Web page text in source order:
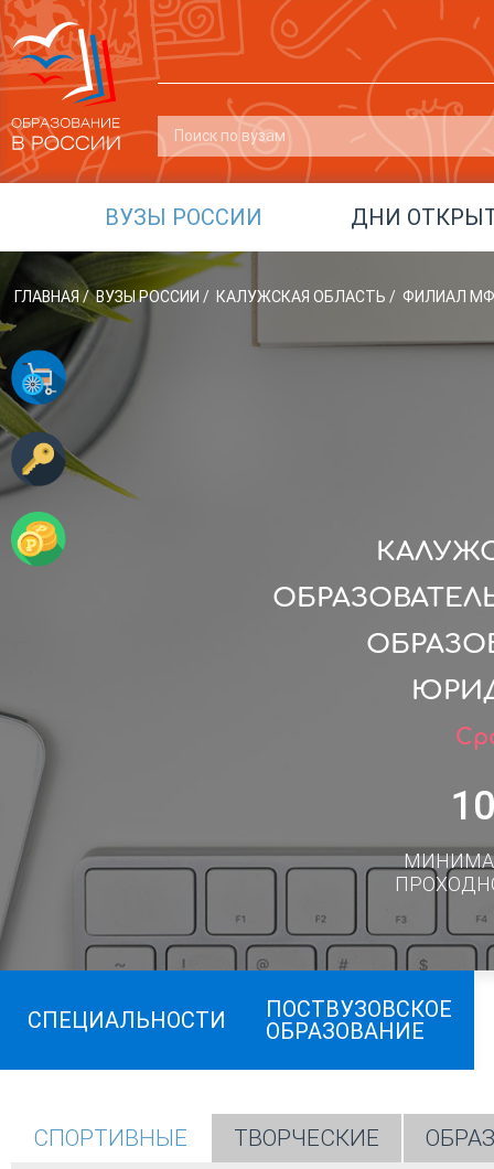
ВУЗЫ РОССИИ ДНИ
ГЛАВНАЯ / ВУЗЫ РОССИИ / КАЛУЖСКАЯ ОБЛАСТЬ / ФИЛИАЛ
СПЕЦИАЛЬНОСТИ
ПОСТВУЗОВСКОЕ
ОБРАЗОВАНИЕ
СПОРТИВНЫЕ ТВОРЧЕСКИЕ